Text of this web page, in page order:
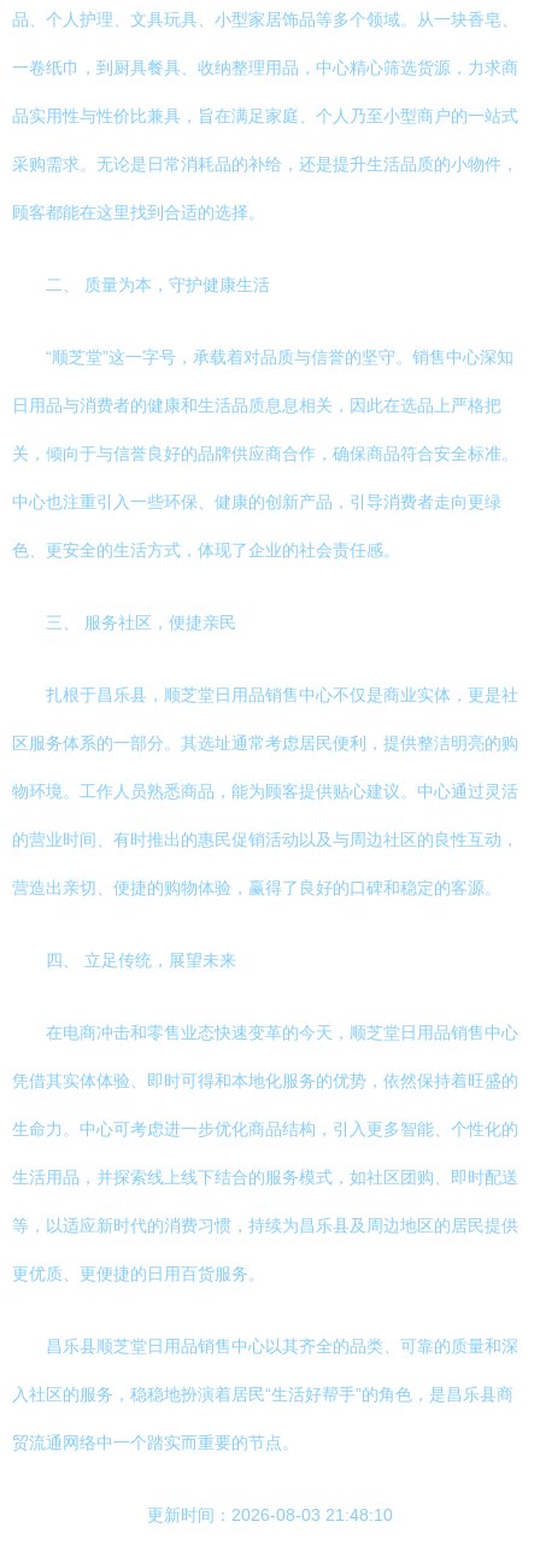
品、个人护理、文具玩具、小型家居饰品等多个领域。从一块香皂、
一卷纸巾，到厨具餐具、收纳整理用品，中心精心筛选货源，力求商
品实用性与性价比兼具，旨在满足家庭、个人乃至小型商户的一站式
采购需求。无论是日常消耗品的补给，还是提升生活品质的小物件，
顾客都能在这里找到合适的选择。
二、 质量为本，守护健康生活
“顺芝堂”这一字号，承载着对品质与信誉的坚守。销售中心深知
日用品与消费者的健康和生活品质息息相关，因此在选品上严格把
关，倾向于与信誉良好的品牌供应商合作，确保商品符合安全标准。
中心也注重引入一些环保、健康的创新产品，引导消费者走向更绿
色、更安全的生活方式，体现了企业的社会责任感。
三、 服务社区，便捷亲民
扎根于昌乐县，顺芝堂日用品销售中心不仅是商业实体，更是社
区服务体系的一部分。其选址通常考虑居民便利，提供整洁明亮的购
物环境。工作人员熟悉商品，能为顾客提供贴心建议。中心通过灵活
的营业时间、有时推出的惠民促销活动以及与周边社区的良性互动，
营造出亲切、便捷的购物体验，赢得了良好的口碑和稳定的客源。
四、 立足传统，展望未来
在电商冲击和零售业态快速变革的今天，顺芝堂日用品销售中心
凭借其实体体验、即时可得和本地化服务的优势，依然保持着旺盛的
生命力。中心可考虑进一步优化商品结构，引入更多智能、个性化的
生活用品，并探索线上线下结合的服务模式，如社区团购、即时配送
等，以适应新时代的消费习惯，持续为昌乐县及周边地区的居民提供
更优质、更便捷的日用百货服务。
昌乐县顺芝堂日用品销售中心以其齐全的品类、可靠的质量和深
入社区的服务，稳稳地扮演着居民“生活好帮手”的角色，是昌乐县商
贸流通网络中一个踏实而重要的节点。
更新时间：2026-08-03 21:48:10